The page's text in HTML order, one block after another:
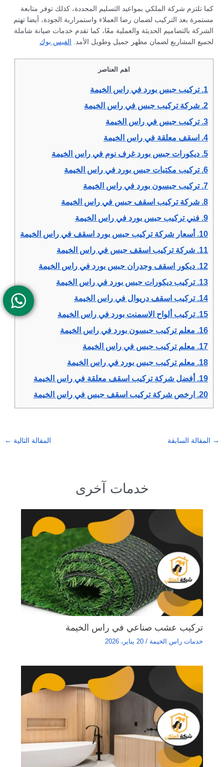
كما تلتزم شركة الملكي بمواعيد التسليم المحددة، كذلك توفر متابعة
مستمرة بعد التركيب لضمان رضا العملاء واستمرارية الجودة، أيضا تهتم
الشركة بالتصاميم الحديثة والعملية معًا، كما تقدم خدمات صيانة شاملة
لجميع المشاريع لضمان مظهر جميل وطويل الأمد.
الفيس بوك
اهم العناصر
1. تركيب جبس بورد في راس الخيمة
2. شركة تركيب جبس في راس الخيمة
3. تركيب جبس في راس الخيمة
4.
اسقف معلقة في راس الخيمة
5. ديكورات جبس بورد غرف نوم في راس الخيمة
6. تركيب مكتبات جبس بورد في راس الخيمة
7. تركيب جبسون بورد في راس الخيمة
8. شركة تركيب اسقف جبس في راس الخيمة
9. فني تركيب جبس بورد في راس الخيمة
10.
أسعار شركة تركيب جبس بورد اسقف في راس الخيمة
11. شركة تركيب اسقف جبس في راس الخيمة
12. ديكور اسقف وجدران جبس بورد في راس الخيمة
13. تركيب ديكورات جبس بورد في راس الخيمة
14. تركيب اسقف دريوال في راس الخيمة
15. تركيب ألواح الاسمنت بورد في راس الخيمة
16. معلم تركيب جبسون بورد في راس الخيمة
17. معلم تركيب جبس في راس الخيمة
18. معلم تركيب جبس بورد في راس الخيمة
19.
أفضل شركة تركيب اسقف معلقة في راس الخيمة
20.
ارخص شركة تركيب اسقف جبس في راس الخيمة
→ المقالة السابقة المقالة التالية ←
خدمات آخرى
تركيب عشب صناعي في راس الخيمة
خدمات راس الخيمة / 20 يناير، 2026